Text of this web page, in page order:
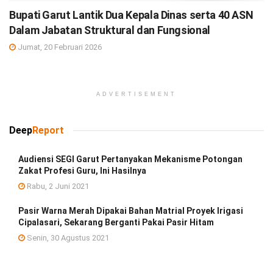
Bupati Garut Lantik Dua Kepala Dinas serta 40 ASN
Dalam Jabatan Struktural dan Fungsional
Jumat, 20 Februari 2026
ADVERTISEMENT
DeepReport
Audiensi SEGI Garut Pertanyakan Mekanisme Potongan
Zakat Profesi Guru, Ini Hasilnya
Rabu, 2 Juni 2021
Pasir Warna Merah Dipakai Bahan Matrial Proyek Irigasi
Cipalasari, Sekarang Berganti Pakai Pasir Hitam
Senin, 30 Agustus 2021